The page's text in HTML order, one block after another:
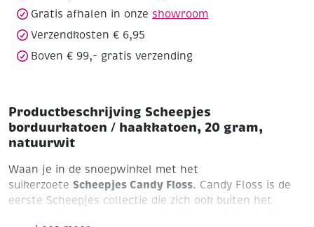
Gratis afhalen in onze showroom
Verzendkosten € 6,95
Boven € 99,- gratis verzending
Productbeschrijving Scheepjes
borduurkatoen / haakkatoen, 20 gram,
natuurwit
Waan je in de snoepwinkel met het
suikerzoete Scheepjes Candy Floss. Candy Floss is de
eerste Scheepjes collectie die zich ook buiten het